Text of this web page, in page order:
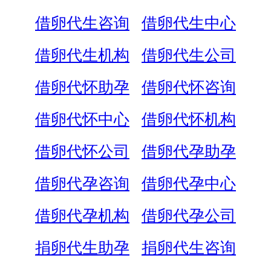
借卵代生咨询
借卵代生中心
借卵代生机构
借卵代生公司
借卵代怀助孕
借卵代怀咨询
借卵代怀中心
借卵代怀机构
借卵代怀公司
借卵代孕助孕
借卵代孕咨询
借卵代孕中心
借卵代孕机构
借卵代孕公司
捐卵代生助孕
捐卵代生咨询